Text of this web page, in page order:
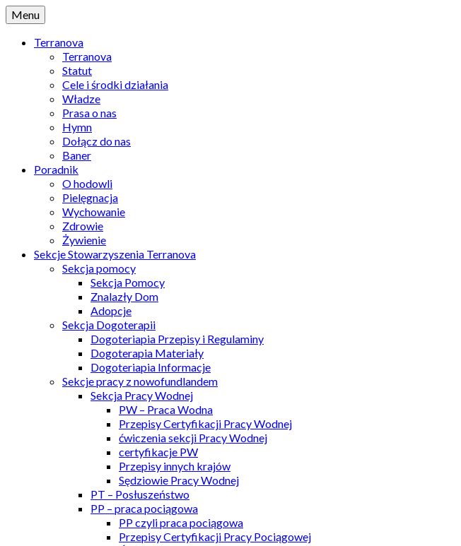
Menu
Terranova
Terranova
Statut
Cele i środki działania
Władze
Prasa o nas
Hymn
Dołącz do nas
Baner
Poradnik
O hodowli
Pielęgnacja
Wychowanie
Zdrowie
Żywienie
Sekcje Stowarzyszenia Terranova
Sekcja pomocy
Sekcja Pomocy
Znalazły Dom
Adopcje
Sekcja Dogoterapii
Dogoteriapia Przepisy i Regulaminy
Dogoterapia Materiały
Dogoteriapia Informacje
Sekcje pracy z nowofundlandem
Sekcja Pracy Wodnej
PW – Praca Wodna
Przepisy Certyfikacji Pracy Wodnej
ćwiczenia sekcji Pracy Wodnej
certyfikacje PW
Przepisy innych krajów
Sędziowie Pracy Wodnej
PT – Posłuszeństwo
PP – praca pociągowa
PP czyli praca pociągowa
Przepisy Certyfikacji Pracy Pociągowej